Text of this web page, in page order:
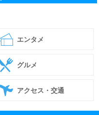
エンタメ
グルメ
アクセス・交通